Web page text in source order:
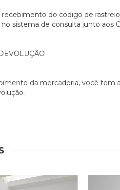
recebimento do código de
sistema de consulta junto aos
da mercadoria, você tem